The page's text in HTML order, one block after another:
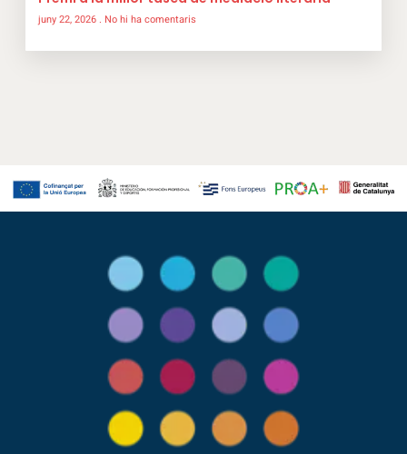
juny 22, 2026 No hi ha comentaris